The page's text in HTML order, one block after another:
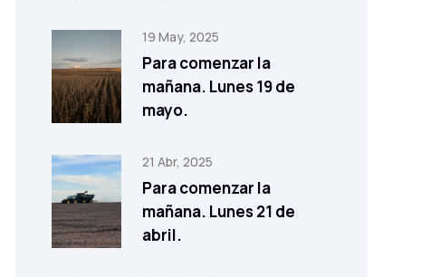
19 May, 2025
Para comenzar la
mañana. Lunes 19 de
mayo.
21 Abr, 2025
Para comenzar la
mañana. Lunes 21 de
abril.